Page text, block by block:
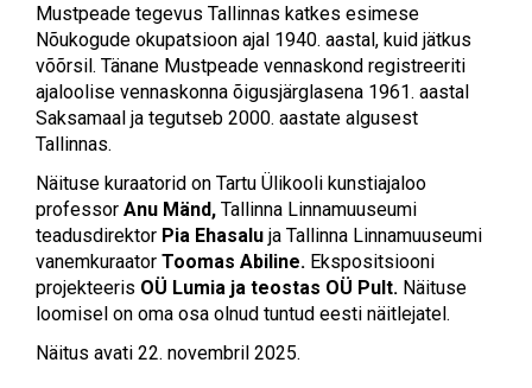
Mustpeade tegevus Tallinnas katkes esimese
Nõukogude okupatsioon ajal 1940. aastal, kuid jätkus
võõrsil. Tänane Mustpeade vennaskond registreeriti
ajaloolise vennaskonna õigusjärglasena 1961. aastal
Saksamaal ja tegutseb 2000. aastate algusest
Tallinnas.
Näituse kuraatorid on Tartu Ülikooli kunstiajaloo
professor Anu Mänd, Tallinna Linnamuuseumi
teadusdirektor Pia Ehasalu ja Tallinna Linnamuuseumi
vanemkuraator Toomas Abiline. Ekspositsiooni
projekteeris OÜ Lumia ja teostas OÜ Pult. Näituse
loomisel on oma osa olnud tuntud eesti näitlejatel.
Näitus avati 22. novembril 2025.